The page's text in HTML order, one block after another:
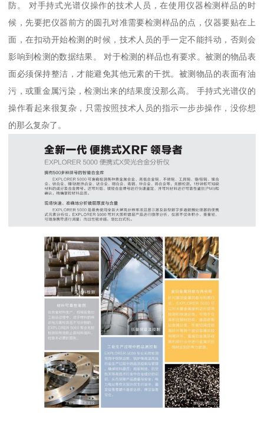
防。 对手持式光谱仪操作的技术人员，在使用仪器检测样品的时
候，先要把仪器前方的圆孔对准需要检测样品的点，仪器要贴在上
面，在扣动开始检测的时候，技术人员的手一定不能抖动，否则会
影响到检测的数据结果。 对于检测的样品也有要求。被测的物品表
面必须保持整洁，才能避免其他元素的干扰。被测物品的表面有油
污，或重金属污染，检测出来的结果度没那么高。 手持式光谱仪的
操作看起来很复杂，只需按照技术人员的指示一步步操作，没你想
的那么复杂了。